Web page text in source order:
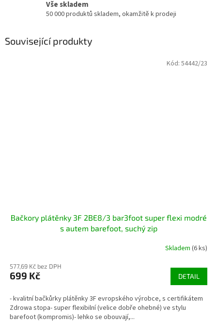
Vše skladem
50 000 produktů skladem, okamžitě k prodeji
Související produkty
Bačkory plátěnky 3F 2BE8/3 bar3foot super flexi modré
s autem barefoot, suchý zip
Skladem (6 ks)
577,69 Kč bez DPH
699 Kč DETAIL
- kvalitní bačkůrky plátěnky 3F evropského výrobce, s certifikátem
Zdrowa stopa- super flexibilní (velice dobře ohebné) ve stylu
barefoot (kompromis)- lehko se obouvají,...
Kód: 54442/23